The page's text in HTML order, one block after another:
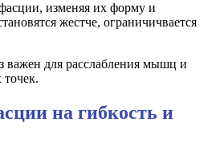
изменяя их форму и
жестче, ограничичвается
для расслабления мышц и
точек.
на гибкость и